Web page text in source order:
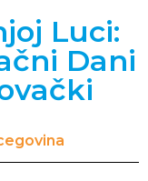
Luci:
Dani